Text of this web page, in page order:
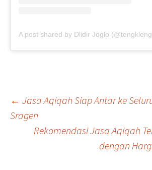
Post
navigation
← Jasa Aqiqah Siap Antar ke
Sragen
Rekomendasi Jasa Aqiqah
dengan